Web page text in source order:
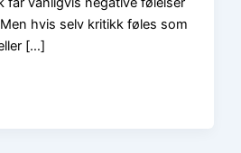
hvis selv kritikk føles som
[…]